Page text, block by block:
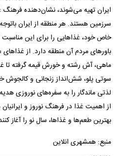
ایران تهیه می‌شوند، نشان‌دهنده
سرزمین هستند. هر منطقه از ایران
خاص خود، غذا‌هایی را برای این مناسبت
باور‌های مردم آن منطقه دارد. از
ماهی، آش رشته و خورش قیمه گرفته
سوتی پلو، شش‌انداز زنجانی و
لذتی ماندگار را به سفره‌های نوروزی
از اهمیت غذا در فرهنگ نوروز و
بهترین طعم‌ها و غذاها، سال نو را آغاز
منبع: همشهری انلاین